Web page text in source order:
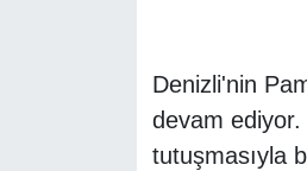
Denizli'nin
devam
tutuşmasıyla